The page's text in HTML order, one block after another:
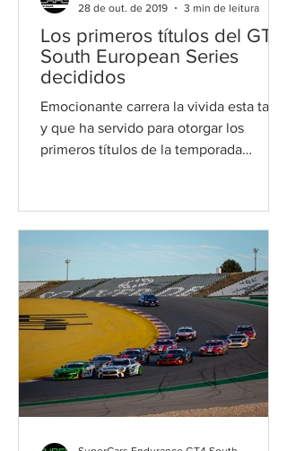
Los primeros títulos del GT4
South European Series
decididos
Emocionante carrera la vivida esta tarde
y que ha servido para otorgar los
primeros títulos de la temporada
28 de out. de 2019
3 min de leitura